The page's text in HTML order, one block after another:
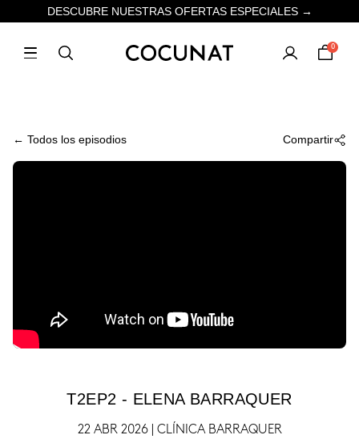
DESCUBRE NUESTRAS OFERTAS ESPECIALES →
0
← Todos los episodios Compartir
T2EP2 - ELENA BARRAQUER
22 ABR 2026 | CLÍNICA BARRAQUER